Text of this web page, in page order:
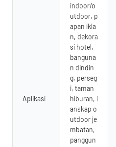
Aplikasi
indoor/o
utdoor, p
apan ikla
n, dekora
si hotel,
banguna
n dindin
g, perseg
i, taman
hiburan, l
anskap o
utdoor je
mbatan,
panggun